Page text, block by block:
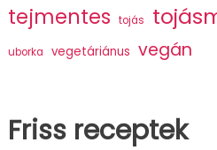
tejmentes tojás
uborka vegetáriánus vegán
Friss receptek